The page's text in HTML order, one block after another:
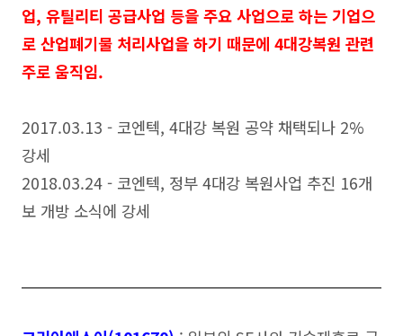
업, 유틸리티 공급사업 등을 주요 사업으로 하는 기업으
로 산업폐기물 처리사업을 하기 때문에 4대강복원 관련
주로 움직임.
2017.03.13 - 코엔텍, 4대강 복원 공약 채택되나 2%
강세
2018.03.24 - 코엔텍, 정부 4대강 복원사업 추진 16개
보 개방 소식에 강세